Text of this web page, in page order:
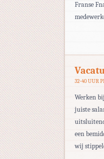
Franse
32-40 UUR
Werken
juiste
een
wij